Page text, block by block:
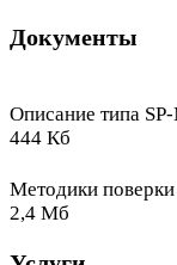
Документы
Описание типа
444 Кб
Методики
2,4 Мб